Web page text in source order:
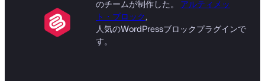
のチームが制作した。 アルティメッ
ト・ブロック,
人気のWordPressブロックプラグインで
す。